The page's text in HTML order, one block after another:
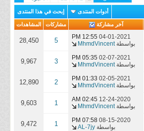
أدوات المنتدى إبحث في هذا المنتدى
آخر مشاركة مشاركات المشاهدات
04-01-2021
12:55 PM
بواسطةMhmdVincent
5
28,450
02-07-2021
05:35 PM
بواسطةMhmdVincent
3
9,967
02-05-2021
01:33 PM
بواسطةMhmdVincent
2
12,890
12-24-2020
02:45 AM
بواسطةMhmdVincent
1
9,603
08-15-2020
07:58 PM
بواسطة AL-7jy
1
9,472